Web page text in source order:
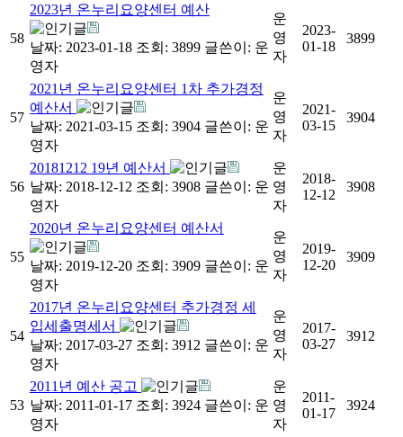
58
2023년 온누리요양센터 예산
날짜: 2023-01-18 조회: 3899 글쓴이: 운
영자
운
영
자
2023-
01-18
3899
57
2021년 온누리요양센터 1차 추가경정
예산서
날짜: 2021-03-15 조회: 3904 글쓴이: 운
영자
운
영
자
2021-
03-15
3904
56
20181212 19년 예산서
날짜: 2018-12-12 조회: 3908 글쓴이: 운
영자
운
영
자
2018-
12-12
3908
55
2020년 온누리요양센터 예산서
날짜: 2019-12-20 조회: 3909 글쓴이: 운
영자
운
영
자
2019-
12-20
3909
54
2017년 온누리요양센터 추가경정 세
입세출명세서
날짜: 2017-03-27 조회: 3912 글쓴이: 운
영자
운
영
자
2017-
03-27
3912
53
2011년 예산 공고
날짜: 2011-01-17 조회: 3924 글쓴이: 운
영자
운
영
자
2011-
01-17
3924